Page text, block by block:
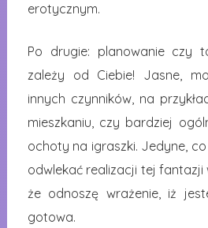
erotycznym.
Po drugie: planowanie czy
zależy od Ciebie! Jasne,
innych czynników, na
mieszkaniu, czy bardziej
ochoty na igraszki. Jedyne,
odwlekać realizacji tej fantazji
że odnoszę wrażenie, iż
gotowa.